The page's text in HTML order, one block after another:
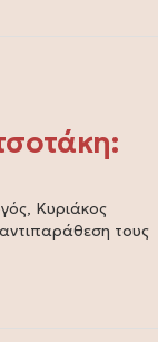
Κυριάκος
τους